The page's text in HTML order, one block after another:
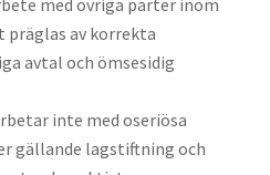
med övriga parter inom
av korrekta
avtal och ömsesidig
inte med oseriösa
gällande lagstiftning och